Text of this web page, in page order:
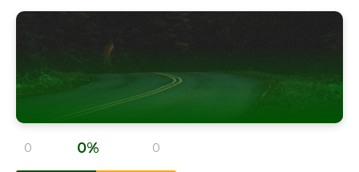
0 0% 0